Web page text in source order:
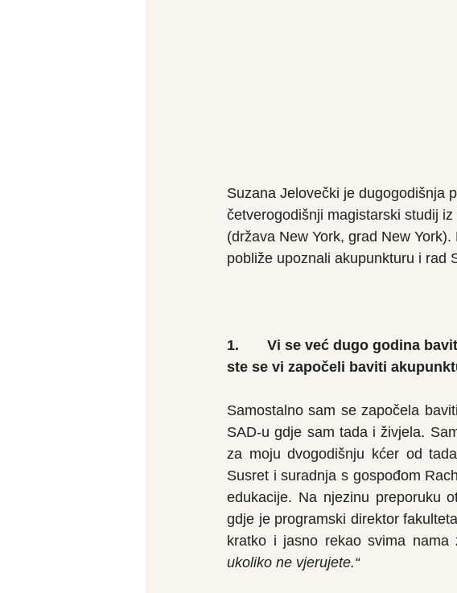
Suzana Jelovečki je dugogodišnja
četverogodišnji magistarski studij
(država New York, grad New
pobliže upoznali akupunkturu i rad
1.       Vi se već dugo godina
ste se vi započeli baviti
Samostalno sam se započela
SAD-u gdje sam tada i živjela.
za moju dvogodišnju kćer od
Susret i suradnja s gospođom
edukacije. Na njezinu preporuku
gdje je programski direktor
kratko i jasno rekao svima nama
ukoliko ne vjerujete.“